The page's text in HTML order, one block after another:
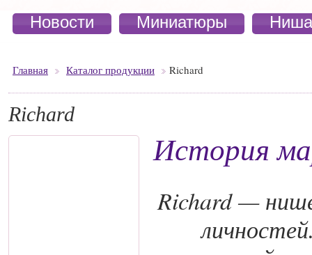
Новости Миниатюры
Главная Каталог продукции Richard
Richard
История
Richard —